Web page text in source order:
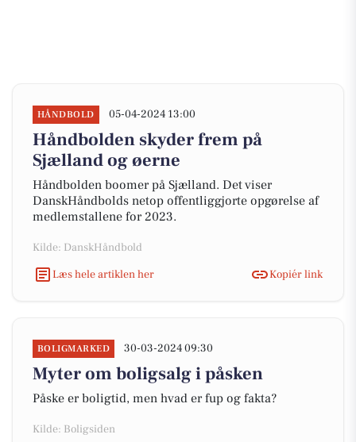
HÅNDBOLD 05-04-2024 13:00
Håndbolden skyder frem på
Sjælland og øerne
Håndbolden boomer på Sjælland. Det viser
DanskHåndbolds netop offentliggjorte opgørelse af
medlemstallene for 2023.
Kilde: DanskHåndbold
Læs hele artiklen her
Kopiér link
BOLIGMARKED 30-03-2024 09:30
Myter om boligsalg i påsken
Påske er boligtid, men hvad er fup og fakta?
Kilde: Boligsiden